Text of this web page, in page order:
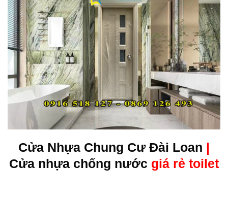
Cửa Nhựa Chung Cư Đài Loan |
Cửa nhựa chống nước giá rẻ toilet